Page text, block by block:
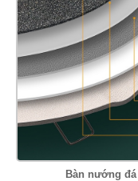
Bàn nướng